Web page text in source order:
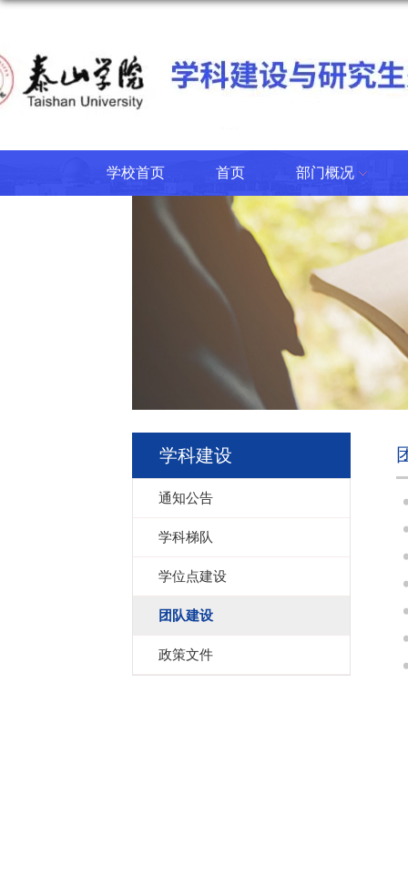
学校首页 首页 部门概况
学科建设
通知公告
学科梯队
学位点建设
团队建设
政策文件